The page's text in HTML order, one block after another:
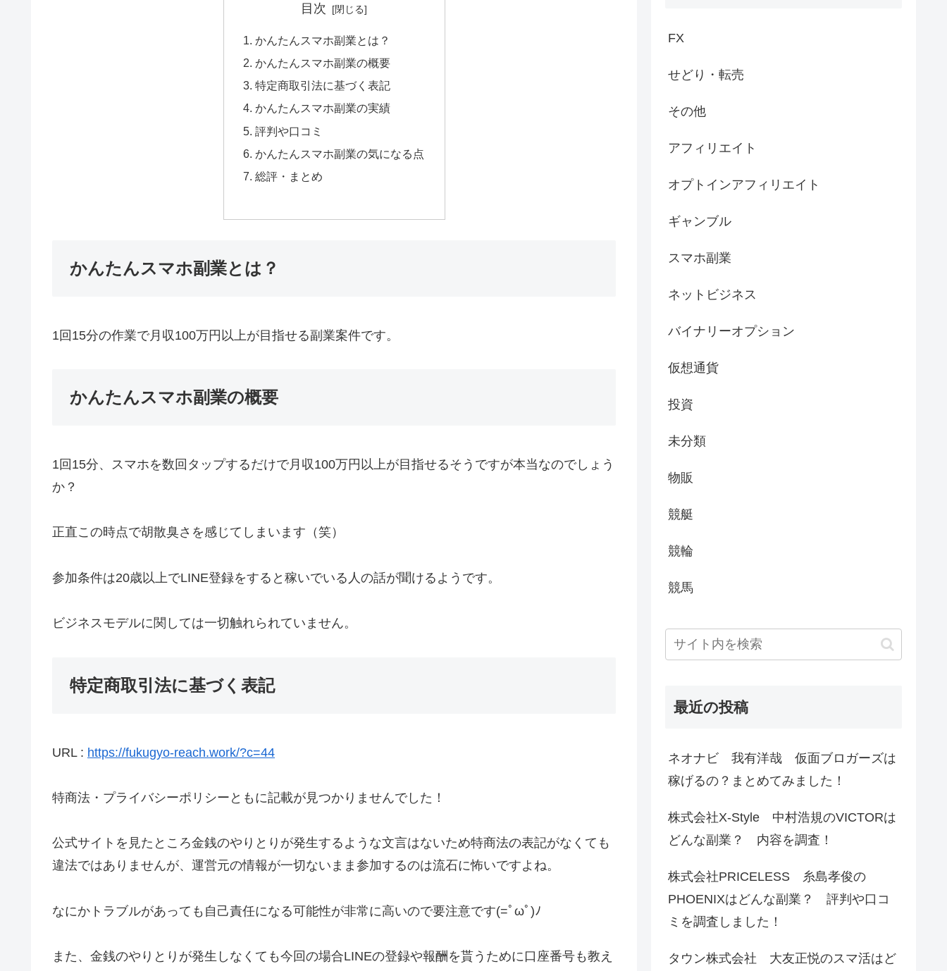
目次
かんたんスマホ副業とは？
かんたんスマホ副業の概要
特定商取引法に基づく表記
かんたんスマホ副業の実績
評判や口コミ
かんたんスマホ副業の気になる点
総評・まとめ
かんたんスマホ副業とは？
1回15分の作業で月収100万円以上が目指せる副業案件です。
かんたんスマホ副業の概要
1回15分、スマホを数回タップするだけで月収100万円以上が目指せるそうですが本当なのでしょう
か？
正直この時点で胡散臭さを感じてしまいます（笑）
参加条件は20歳以上でLINE登録をすると稼いでいる人の話が聞けるようです。
ビジネスモデルに関しては一切触れられていません。
特定商取引法に基づく表記
URL : https://fukugyo-reach.work/?c=44
特商法・プライバシーポリシーともに記載が見つかりませんでした！
公式サイトを見たところ金銭のやりとりが発生するような文言はないため特商法の表記がなくても
違法ではありませんが、運営元の情報が一切ないまま参加するのは流石に怖いですよね。
なにかトラブルがあっても自己責任になる可能性が非常に高いので要注意です(=ﾟωﾟ)ﾉ
また、金銭のやりとりが発生しなくても今回の場合LINEの登録や報酬を貰うために口座番号も教え
FX
せどり・転売
その他
アフィリエイト
オプトインアフィリエイト
ギャンブル
スマホ副業
ネットビジネス
バイナリーオプション
仮想通貨
投資
未分類
物販
競艇
競輪
競馬
最近の投稿
ネオナビ 我有洋哉 仮面ブロガーズは
稼げるの？まとめてみました！
株式会社X-Style 中村浩規のVICTORは
どんな副業？ 内容を調査！
株式会社PRICELESS 糸島孝俊の
PHOENIXはどんな副業？ 評判や口コ
ミを調査しました！
タウン株式会社 大友正悦のスマ活はど